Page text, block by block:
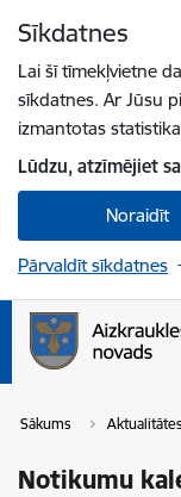
Sīkdatnes
Lai šī tīmekļvietne
sīkdatnes. Ar Jūsu
izmantotas
Lūdzu, atzīmējiet
Noraidīt
Pārvaldīt sīkdatnes
Sākums Aktualitātes
Notikumu